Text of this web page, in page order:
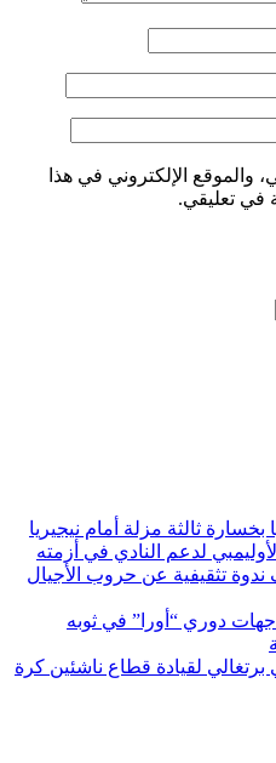
والموقع الإلكتروني في هذا
في تعليقي.
ثالثة مزلة أمام نيجيريا
لدعم النادي في أزمته
تثقيفية عن حروب الأجيال
دوري “أورا” في ثوبه
لقيادة قطاع ناشئين كرة